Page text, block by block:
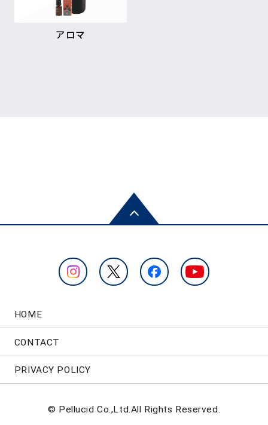
アロマ
HOME
CONTACT
PRIVACY POLICY
© Pellucid Co.,Ltd.All Rights Reserved.